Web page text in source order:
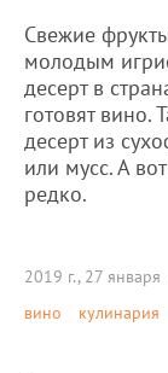
Свежие
молодым
десерт в
готовят вино.
десерт из
или мусс. А
редко.
2019 г., 27 января
вино
кулинария